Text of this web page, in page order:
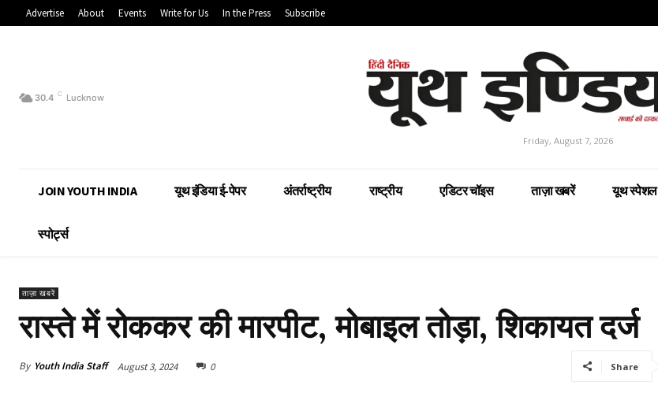
Advertise About Events Write for Us In the Press Subscribe
30.4 C Lucknow
Friday, August 7, 2026
JOIN YOUTH INDIA यूथ इंडिया ई-पेपर अंतर्राष्ट्रीय राष्ट्रीय एडिटर चॉइस ताज़ा खबरें यूथ स्पेशल
स्पोर्ट्स
ताज़ा खबरें
रास्ते में रोककर की मारपीट, मोबाइल तोड़ा, शिकायत दर्ज
By Youth India Staff August 3, 2024 0 Share